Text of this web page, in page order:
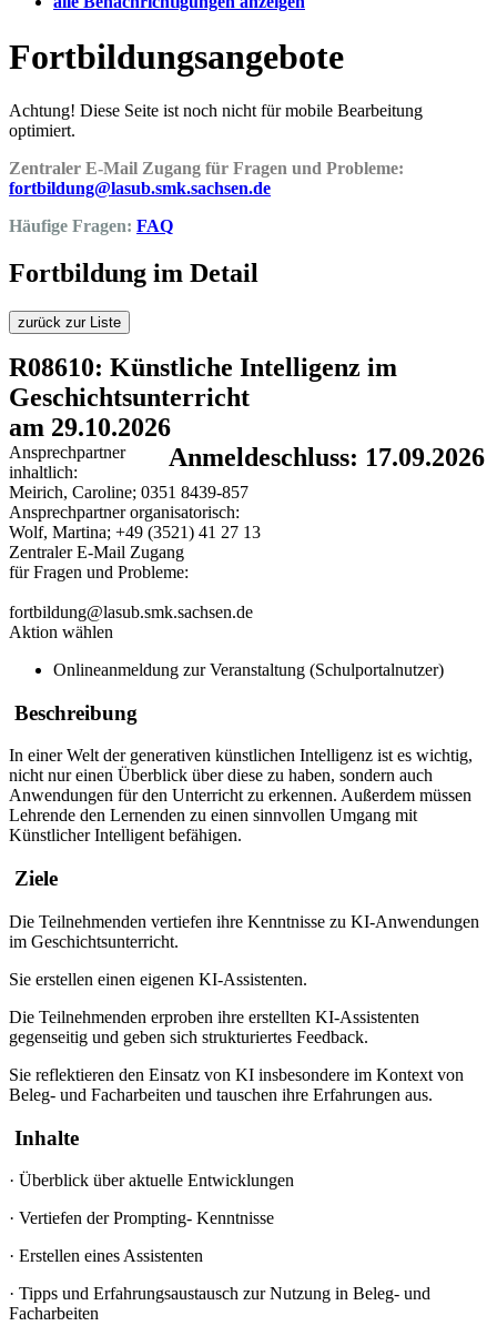
Fortbildungsangebote
Achtung! Diese Seite ist noch nicht für mobile Bearbeitung
optimiert.
Zentraler E-Mail Zugang für Fragen und Probleme:
fortbildung@lasub.smk.sachsen.de
Häufige Fragen: FAQ
Fortbildung im Detail
zurück zur Liste
R08610: Künstliche Intelligenz im
Geschichtsunterricht
am 29.10.2026
Anmeldeschluss: 17.09.2026
Ansprechpartner
inhaltlich:
Meirich, Caroline; 0351 8439-857
Ansprechpartner organisatorisch:
Wolf, Martina; +49 (3521) 41 27 13
Zentraler E-Mail Zugang
für Fragen und Probleme:
fortbildung@lasub.smk.sachsen.de
Aktion wählen
Onlineanmeldung zur Veranstaltung (Schulportalnutzer)
Beschreibung
In einer Welt der generativen künstlichen Intelligenz ist es wichtig,
nicht nur einen Überblick über diese zu haben, sondern auch
Anwendungen für den Unterricht zu erkennen. Außerdem müssen
Lehrende den Lernenden zu einen sinnvollen Umgang mit
Künstlicher Intelligent befähigen.
Ziele
Die Teilnehmenden vertiefen ihre Kenntnisse zu KI-Anwendungen
im Geschichtsunterricht.
Sie erstellen einen eigenen KI-Assistenten.
Die Teilnehmenden erproben ihre erstellten KI-Assistenten
gegenseitig und geben sich strukturiertes Feedback.
Sie reflektieren den Einsatz von KI insbesondere im Kontext von
Beleg- und Facharbeiten und tauschen ihre Erfahrungen aus.
Inhalte
· Überblick über aktuelle Entwicklungen
· Vertiefen der Prompting- Kenntnisse
· Erstellen eines Assistenten
· Tipps und Erfahrungsaustausch zur Nutzung in Beleg- und
Facharbeiten